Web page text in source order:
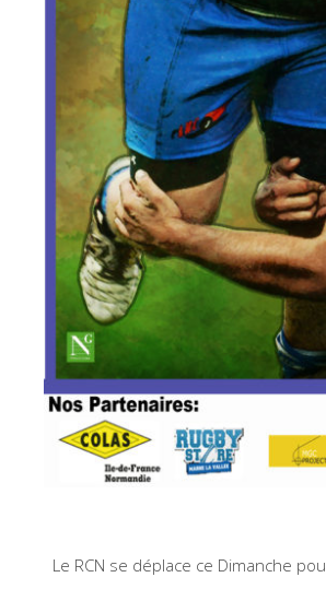
Le RCN se déplace ce Dimanche